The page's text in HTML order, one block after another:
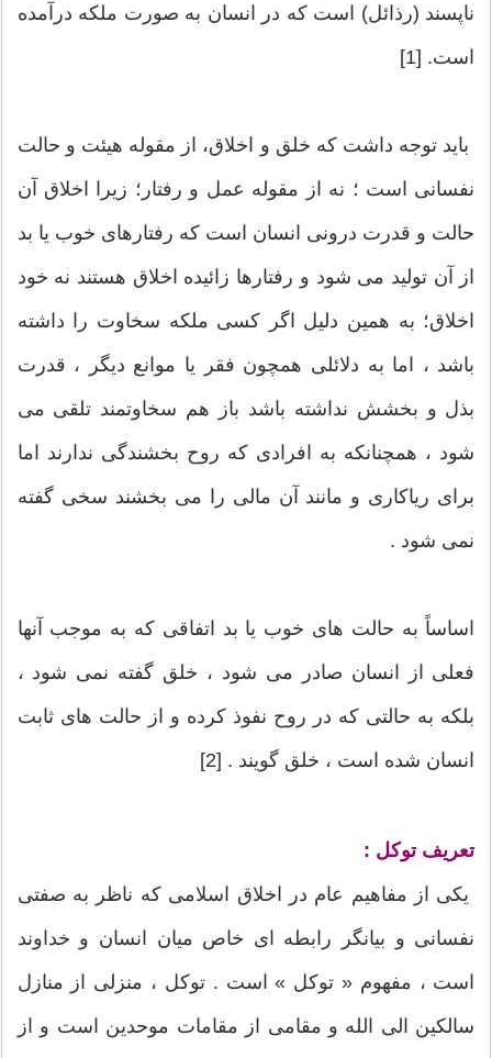
ناپسند (رذائل) است که در انسان به صورت ملکه درآمده
است. [1]
باید توجه داشت که خلق و اخلاق، از مقوله هیئت و حالت
نفسانی است ؛ نه از مقوله عمل و رفتار؛ زیرا اخلاق آن
حالت و قدرت درونی انسان است که رفتارهای خوب یا بد
از آن تولید می شود و رفتارها زائیده اخلاق هستند نه خود
اخلاق؛ به همین دلیل اگر کسی ملکه سخاوت را داشته
باشد ، اما به دلائلی همچون فقر یا موانع دیگر ، قدرت
بذل و بخشش نداشته باشد باز هم سخاوتمند تلقی می
شود ، همچنانکه به افرادی که روح بخشندگی ندارند اما
برای ریاکاری و مانند آن مالی را می بخشند سخی گفته
نمی شود .
اساساً به حالت های خوب یا بد اتفاقی که به موجب آنها
فعلی از انسان صادر می شود ، خلق گفته نمی شود ،
بلکه به حالتی که در روح نفوذ کرده و از حالت های ثابت
انسان شده است ، خلق گویند . [2]
تعریف توکل :
یکی از مفاهیم عام در اخلاق اسلامی که ناظر به صفتی
نفسانی و بیانگر رابطه ای خاص میان انسان و خداوند
است ، مفهوم « توکل » است . توکل ، منزلی از منازل
سالکین الی الله و مقامی از مقامات موحدین است و از